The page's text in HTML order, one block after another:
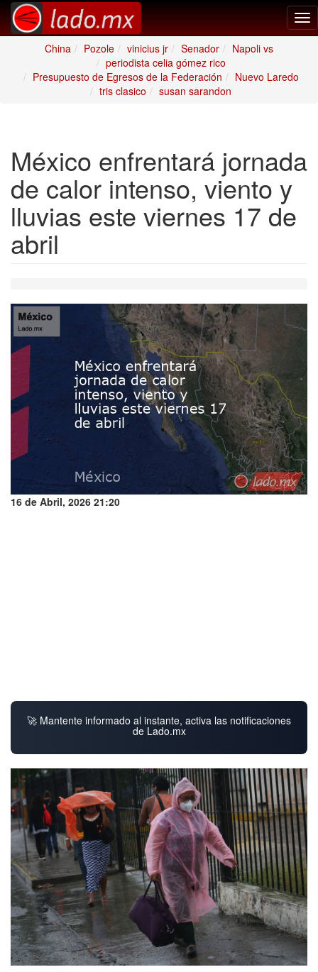
China
Pozole vinicius jr Senador
Napoli vs
periodista celia gómez rico
Presupuesto de Egresos de la Federación
Nuevo Laredo
tris clasico
susan sarandon
México enfrentará jornada
de calor intenso, viento y
lluvias este viernes 17 de
abril
16 de Abril, 2026 21:20
🚀 Mantente informado al instante, activa las notificaciones
de Lado.mx